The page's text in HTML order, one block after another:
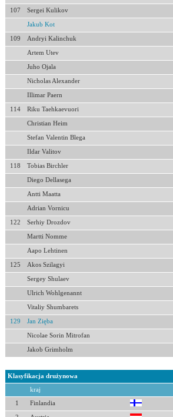
107 Sergei Kulikov
Jakub Kot
109 Andryi Kalinchuk
Artem Utev
Juho Ojala
Nicholas Alexander
Illimar Paern
114 Riku Taehkaevuori
Christian Heim
Stefan Valentin Blega
Ildar Valitov
118 Tobias Birchler
Diego Dellasega
Antti Maatta
Adrian Vornicu
122 Serhiy Drozdov
Martti Nomme
Aapo Lehtinen
125 Akos Szilagyi
Sergey Shulaev
Ulrich Wohlgenannt
Vitaliy Shumbarets
129 Jan Zięba
Nicolae Sorin Mitrofan
Jakob Grimholm
Klasyfikacja drużynowa
kraj
1 Finlandia